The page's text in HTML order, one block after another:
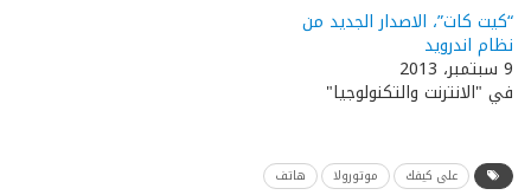
“كيت كات”، الاصدار الجديد من
نظام اندرويد
9 سبتمبر، 2013
في "الانترنت والتكنولوجيا"
على كيفك موتورولا هاتف